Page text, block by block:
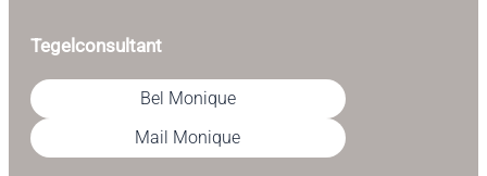
Tegelconsultant
Bel Monique
Mail Monique